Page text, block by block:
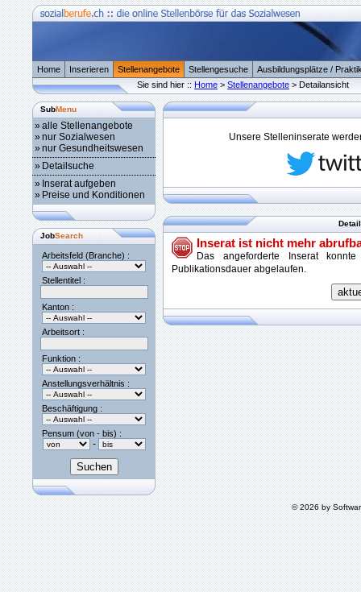
Home Inserieren Stellenangebote Stellengesuche
Ausbildungsplätze /
Sie sind hier :: Home > Stellenangebote > Detailansicht
SubMenu
»alle Stellenangebote
»nur Sozialwesen
»nur Gesundheitswesen
» Detailsuche
» Inserat aufgeben
» Preise und Konditionen
JobSearch
Arbeitsfeld (Branche) :
Stellentitel :
Kanton :
Arbeitsort :
Funktion :
Anstellungsverhältnis :
Beschäftigung :
Pensum (von - bis) :
-
Unsere Stelleninserate
Inserat ist nicht mehr
Das angeforderte Inserat
Publikationsdauer abgelaufen.
© 2026 by